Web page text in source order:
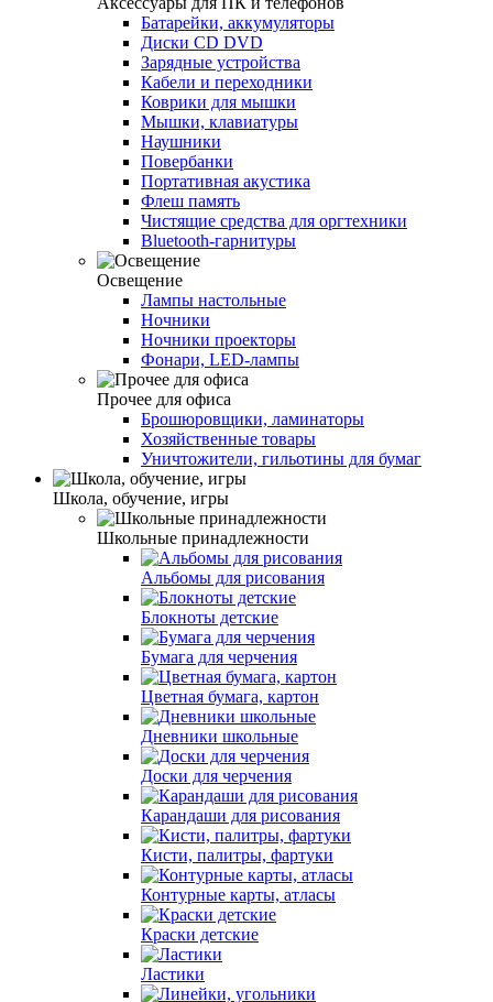
Батарейки, аккумуляторы
Диски CD DVD
Зарядные устройства
Кабели и переходники
Коврики для мышки
Мышки, клавиатуры
Наушники
Повербанки
Портативная акустика
Флеш память
Чистящие средства для оргтехники
Bluetooth-гарнитуры
Освещение
Лампы настольные
Ночники
Ночники проекторы
Фонари, LED-лампы
Прочее для офиса
Брошюровщики, ламинаторы
Хозяйственные товары
Уничтожители, гильотины для бумаг
Школа, обучение, игры
Школьные принадлежности
Альбомы для рисования
Блокноты детские
Бумага для черчения
Цветная бумага, картон
Дневники школьные
Доски для черчения
Карандаши для рисования
Кисти, палитры, фартуки
Контурные карты, атласы
Краски детские
Ластики